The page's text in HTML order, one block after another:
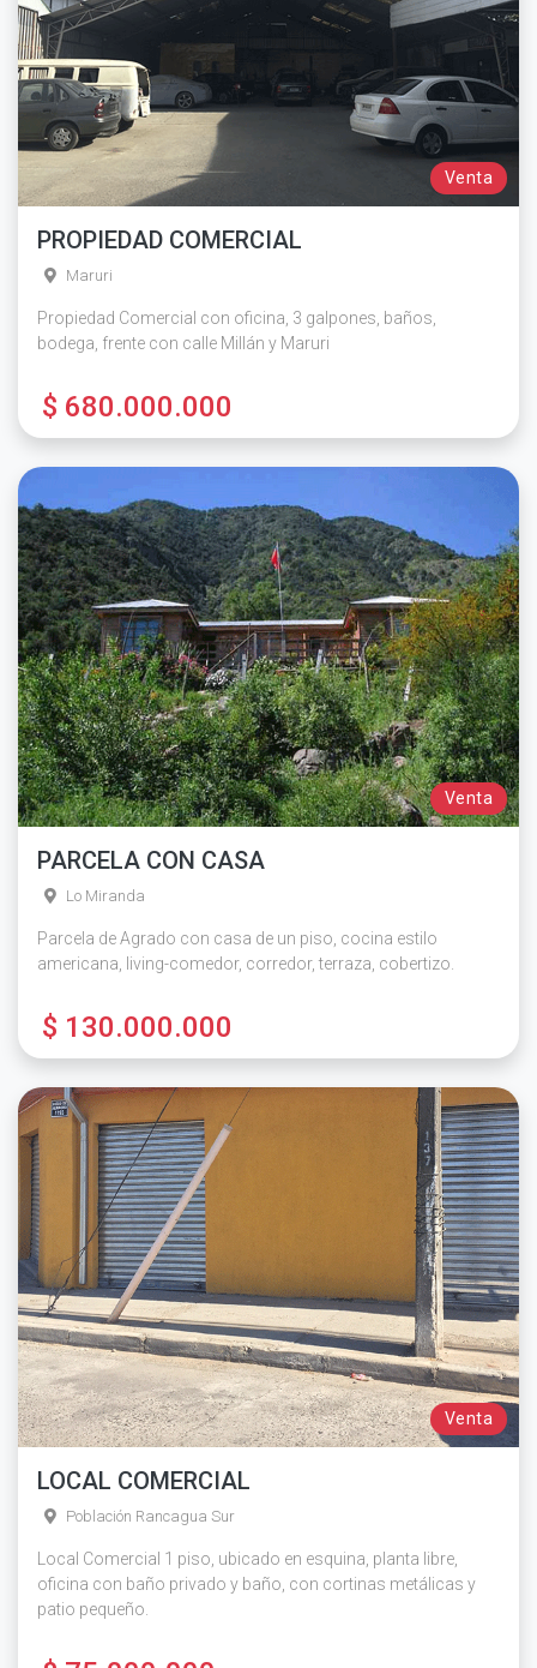
Venta
PROPIEDAD COMERCIAL
Maruri
Propiedad Comercial con oficina, 3 galpones, baños,
bodega, frente con calle Millán y Maruri
$ 680.000.000
Venta
PARCELA CON CASA
Lo Miranda
Parcela de Agrado con casa de un piso, cocina estilo
americana, living-comedor, corredor, terraza, cobertizo.
$ 130.000.000
Venta
LOCAL COMERCIAL
Población Rancagua Sur
Local Comercial 1 piso, ubicado en esquina, planta libre,
oficina con baño privado y baño, con cortinas metálicas y
patio pequeño.